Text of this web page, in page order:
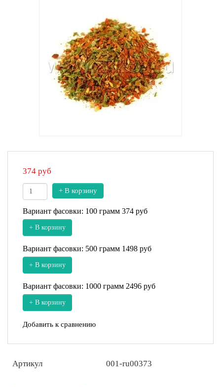
374 руб
+ В корзину
Вариант фасовки: 100 грамм 374 руб
+ В корзину
Вариант фасовки: 500 грамм 1498 руб
+ В корзину
Вариант фасовки: 1000 грамм 2496 руб
+ В корзину
Добавить к сравнению
Артикул 001-ru00373